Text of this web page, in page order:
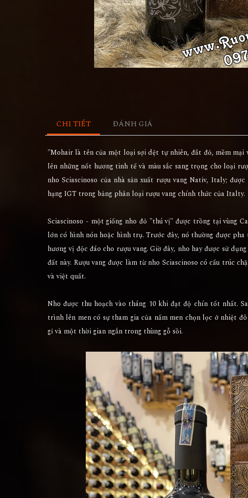
CHI TIẾT ĐÁNH GIÁ
"Mohair là tên của một loại sợi dệt tự nhiên, đắt đỏ, mềm mại
lên những nốt hương tinh tế và màu sắc sang trọng cho loại
nho Sciascinoso của nhà sản xuất rượu vang Nativ, Italy;
hạng IGT trong bảng phân loại rượu vang chính thức của Italty.
Sciascinoso - một giống nho đỏ "thú vị" được trồng tại vùng
lớn có hình nón hoặc hình trụ. Trước đây, nó thường được
hương vị độc đáo cho rượu vang. Giờ đây, nho hay được sử
đất này. Rượu vang được làm từ nho Sciascinoso có cấu trúc
và việt quất.
Nho được thu hoạch vào tháng 10 khi đạt độ chín tốt nhất.
trình lên men có sự tham gia của nấm men chọn lọc ở nhiệt
gỉ và một thời gian ngắn trong thùng gỗ sồi.